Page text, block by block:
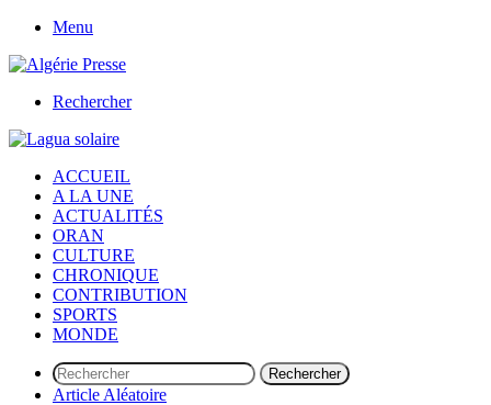
Menu
Rechercher
ACCUEIL
A LA UNE
ACTUALITÉS
ORAN
CULTURE
CHRONIQUE
CONTRIBUTION
SPORTS
MONDE
Rechercher
Article Aléatoire